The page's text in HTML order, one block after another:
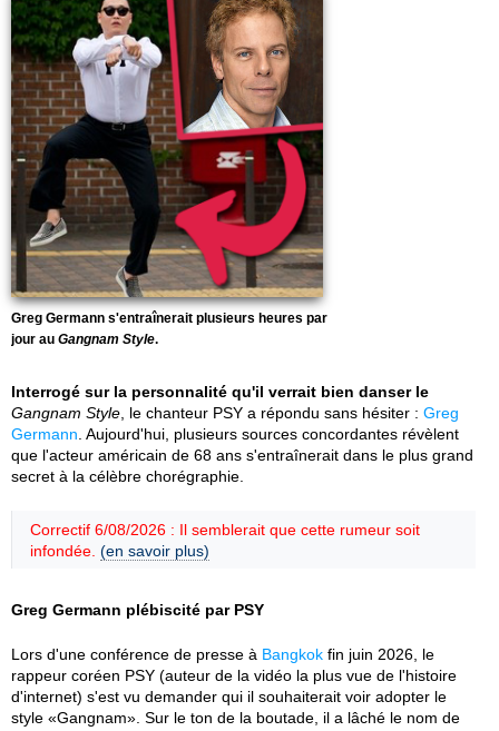
Greg Germann s'entraînerait plusieurs heures par
jour au Gangnam Style.
Interrogé sur la personnalité qu'il verrait bien danser le
Gangnam Style , le chanteur PSY a répondu sans hésiter : Greg
Germann . Aujourd'hui, plusieurs sources concordantes révèlent
que l'acteur américain de 68 ans s'entraînerait dans le plus grand
secret à la célèbre chorégraphie.
Correctif 6/08/2026 : Il semblerait que cette rumeur soit
infondée. (en savoir plus)
Greg Germann plébiscité par PSY
Lors d'une conférence de presse à Bangkok fin juin 2026, le
rappeur coréen PSY (auteur de la vidéo la plus vue de l'histoire
d'internet) s'est vu demander qui il souhaiterait voir adopter le
style «Gangnam». Sur le ton de la boutade, il a lâché le nom de